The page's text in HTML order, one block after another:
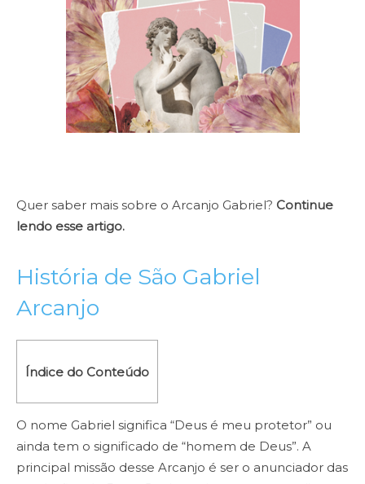
Quer saber mais sobre o Arcanjo Gabriel? Continue
lendo esse artigo.
História de São Gabriel
Arcanjo
Índice do Conteúdo
O nome Gabriel significa “Deus é meu protetor” ou
ainda tem o significado de “homem de Deus”. A
principal missão desse Arcanjo é ser o anunciador das